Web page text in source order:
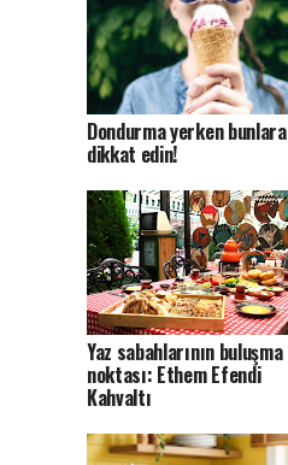
Dondurma yerken bunlara
dikkat edin!
Yaz sabahlarının buluşma
noktası: Ethem Efendi
Kahvaltı